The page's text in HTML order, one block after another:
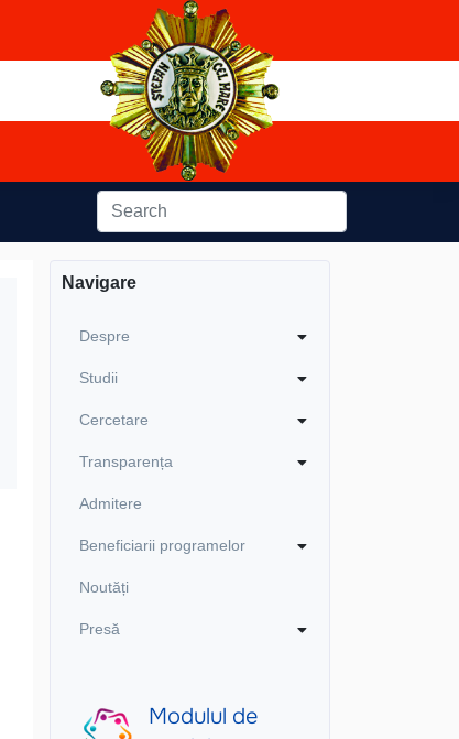
Navigare
Despre
Studii
Cercetare
Transparența
Admitere
Beneficiarii programelor
Noutăți
Presă